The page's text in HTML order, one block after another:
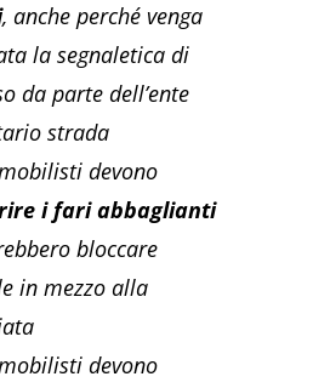
, anche perché venga
la segnaletica di
da parte dell’ente
strada
devono
i fari abbaglianti
bloccare
in mezzo alla
devono